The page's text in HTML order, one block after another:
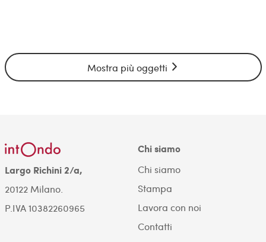
Mostra più oggetti
Largo Richini 2/a,
20122 Milano.
P.IVA 10382260965
Chi siamo
Chi siamo
Stampa
Lavora con noi
Contatti